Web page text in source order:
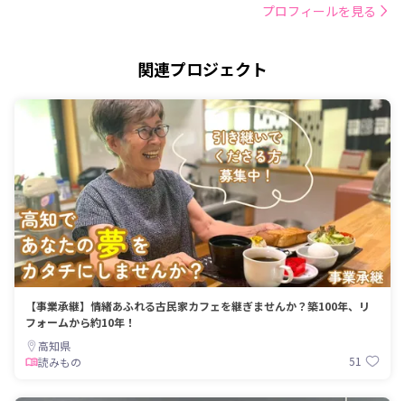
プロフィールを見る
関連プロジェクト
【事業承継】情緒あふれる古民家カフェを継ぎませんか？築100年、リ
フォームから約10年！
高知県
読みもの
51